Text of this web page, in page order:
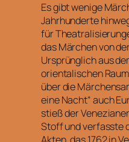
Es gibt wenige
Jahrhunderte
für
das Märchen von
Ursprünglich aus
orientalischen
über die
eine Nacht“ auch
stieß der
Stoff und verfasste